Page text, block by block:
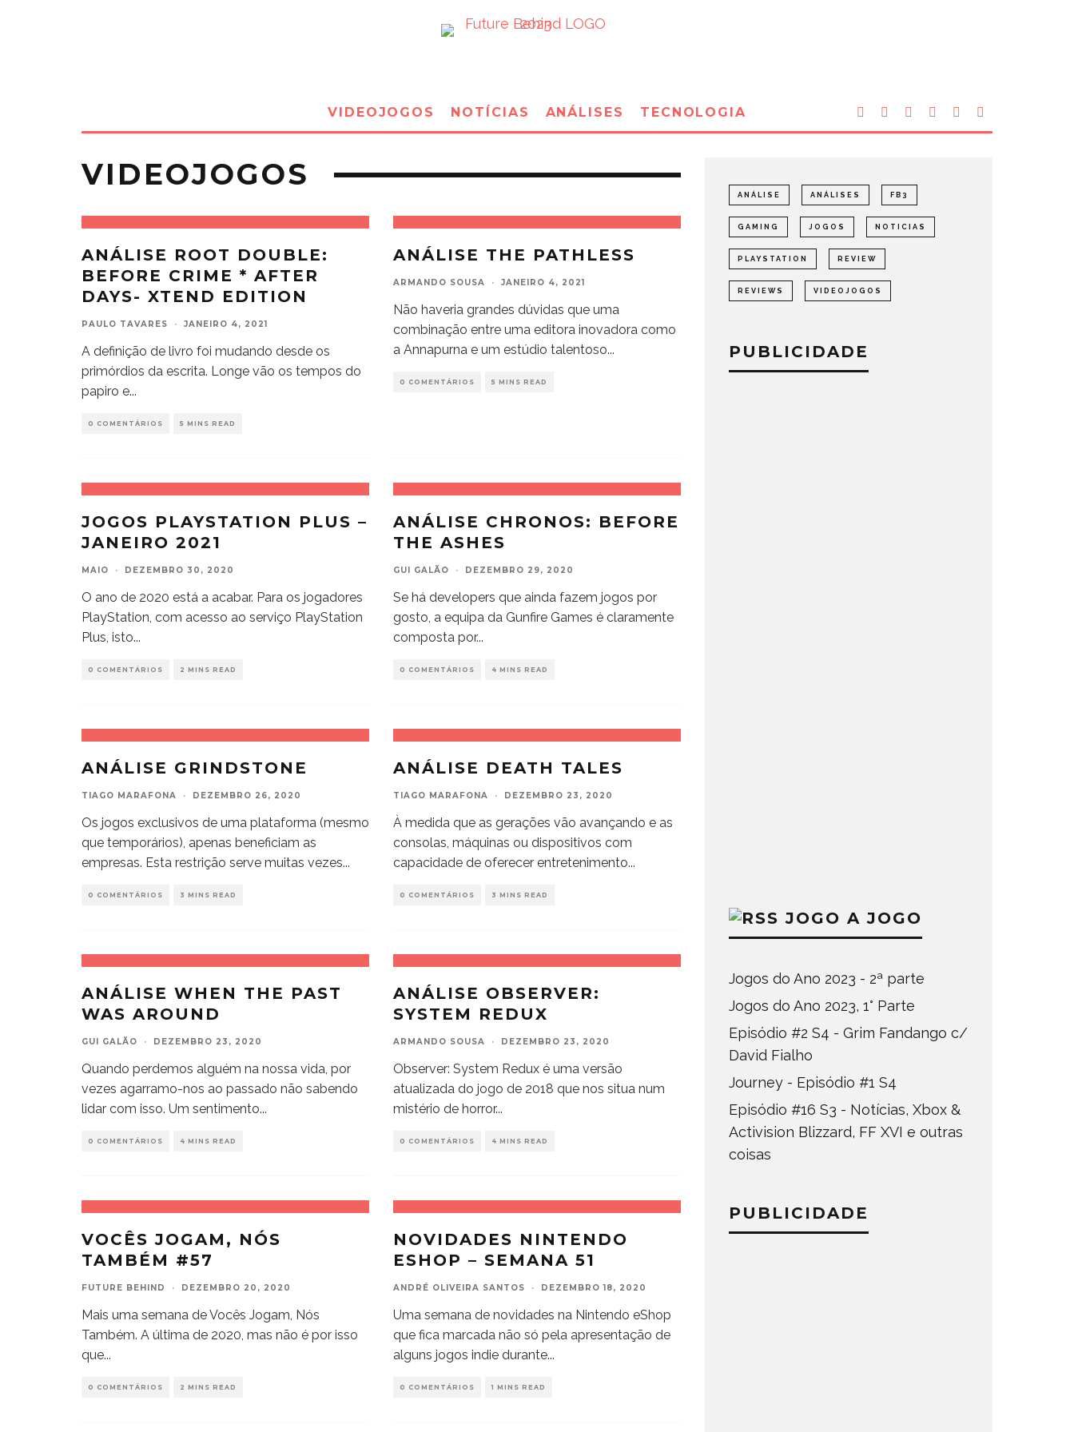
VIDEOJOGOS NOTÍCIAS ANÁLISES TECNOLOGIA
VIDEOJOGOS
ANÁLISE ROOT DOUBLE:
BEFORE CRIME * AFTER
DAYS- XTEND EDITION
PAULO TAVARES · JANEIRO 4, 2021
A definição de livro foi mudando desde os
primórdios da escrita. Longe vão os tempos do
papiro e...
0 COMENTÁRIOS 5 MINS READ
ANÁLISE THE PATHLESS
ARMANDO SOUSA · JANEIRO 4, 2021
Não haveria grandes dúvidas que uma
combinação entre uma editora inovadora como
a Annapurna e um estúdio talentoso...
0 COMENTÁRIOS 5 MINS READ
JOGOS PLAYSTATION PLUS –
JANEIRO 2021
MAIO · DEZEMBRO 30, 2020
O ano de 2020 está a acabar. Para os jogadores
PlayStation, com acesso ao serviço PlayStation
Plus, isto...
0 COMENTÁRIOS 2 MINS READ
ANÁLISE CHRONOS: BEFORE
THE ASHES
GUI GALÃO · DEZEMBRO 29, 2020
Se há developers que ainda fazem jogos por
gosto, a equipa da Gunfire Games é claramente
composta por...
0 COMENTÁRIOS 4 MINS READ
ANÁLISE GRINDSTONE
TIAGO MARAFONA · DEZEMBRO 26, 2020
Os jogos exclusivos de uma plataforma (mesmo
que temporários), apenas beneficiam as
empresas. Esta restrição serve muitas vezes...
0 COMENTÁRIOS 3 MINS READ
ANÁLISE DEATH TALES
TIAGO MARAFONA · DEZEMBRO 23, 2020
À medida que as gerações vão avançando e as
consolas, máquinas ou dispositivos com
capacidade de oferecer entretenimento...
0 COMENTÁRIOS 3 MINS READ
ANÁLISE WHEN THE PAST
WAS AROUND
GUI GALÃO · DEZEMBRO 23, 2020
Quando perdemos alguém na nossa vida, por
vezes agarramo-nos ao passado não sabendo
lidar com isso. Um sentimento...
0 COMENTÁRIOS 4 MINS READ
ANÁLISE OBSERVER:
SYSTEM REDUX
ARMANDO SOUSA · DEZEMBRO 23, 2020
Observer: System Redux é uma versão
atualizada do jogo de 2018 que nos situa num
mistério de horror...
0 COMENTÁRIOS 4 MINS READ
VOCÊS JOGAM, NÓS
TAMBÉM #57
FUTURE BEHIND · DEZEMBRO 20, 2020
Mais uma semana de Vocês Jogam, Nós
Também. A última de 2020, mas não é por isso
que...
0 COMENTÁRIOS 2 MINS READ
NOVIDADES NINTENDO
ESHOP – SEMANA 51
ANDRÉ OLIVEIRA SANTOS · DEZEMBRO 18, 2020
Uma semana de novidades na Nintendo eShop
que fica marcada não só pela apresentação de
alguns jogos indie durante...
0 COMENTÁRIOS 1 MINS READ
ANÁLISE ANÁLISES FB3
GAMING JOGOS NOTICIAS
PLAYSTATION REVIEW
REVIEWS VIDEOJOGOS
PUBLICIDADE
JOGO A JOGO
Jogos do Ano 2023 - 2ª parte
Jogos do Ano 2023, 1° Parte
Episódio #2 S4 - Grim Fandango c/
David Fialho
Journey - Episódio #1 S4
Episódio #16 S3 - Notícias, Xbox &
Activision Blizzard, FF XVI e outras
coisas
PUBLICIDADE